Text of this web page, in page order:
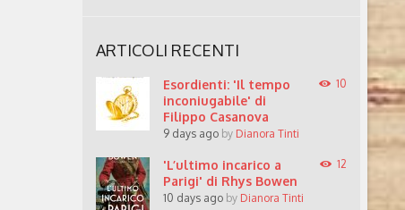
ARTICOLI RECENTI
Esordienti: 'Il tempo
inconiugabile' di
Filippo Casanova
9 days ago by Dianora Tinti
10
'L’ultimo incarico a
Parigi' di Rhys Bowen
10 days ago by Dianora Tinti
12